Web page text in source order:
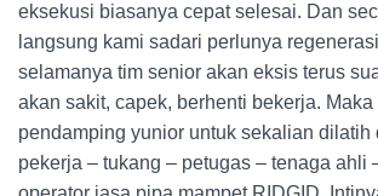
eksekusi biasanya cepat selesai. Dan
langsung kami sadari perlunya
selamanya tim senior akan eksis terus
akan sakit, capek, berhenti bekerja. Maka
pendamping yunior untuk sekalian dilatih
pekerja – tukang – petugas – tenaga ahli